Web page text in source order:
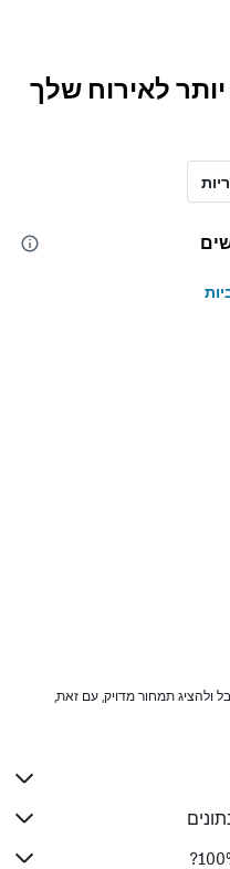
לאירוח שלך